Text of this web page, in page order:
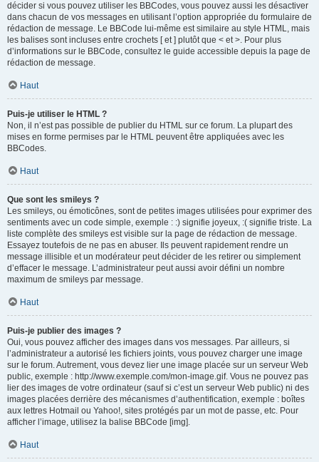
décider si vous pouvez utiliser les BBCodes, vous pouvez aussi les désactiver
dans chacun de vos messages en utilisant l’option appropriée du formulaire de
rédaction de message. Le BBCode lui-même est similaire au style HTML, mais
les balises sont incluses entre crochets [ et ] plutôt que < et >. Pour plus
d’informations sur le BBCode, consultez le guide accessible depuis la page de
rédaction de message.
Haut
Puis-je utiliser le HTML ?
Non, il n’est pas possible de publier du HTML sur ce forum. La plupart des
mises en forme permises par le HTML peuvent être appliquées avec les
BBCodes.
Haut
Que sont les smileys ?
Les smileys, ou émoticônes, sont de petites images utilisées pour exprimer des
sentiments avec un code simple, exemple : :) signifie joyeux, :( signifie triste. La
liste complète des smileys est visible sur la page de rédaction de message.
Essayez toutefois de ne pas en abuser. Ils peuvent rapidement rendre un
message illisible et un modérateur peut décider de les retirer ou simplement
d’effacer le message. L’administrateur peut aussi avoir défini un nombre
maximum de smileys par message.
Haut
Puis-je publier des images ?
Oui, vous pouvez afficher des images dans vos messages. Par ailleurs, si
l’administrateur a autorisé les fichiers joints, vous pouvez charger une image
sur le forum. Autrement, vous devez lier une image placée sur un serveur Web
public, exemple : http://www.exemple.com/mon-image.gif. Vous ne pouvez pas
lier des images de votre ordinateur (sauf si c’est un serveur Web public) ni des
images placées derrière des mécanismes d’authentification, exemple : boîtes
aux lettres Hotmail ou Yahoo!, sites protégés par un mot de passe, etc. Pour
afficher l’image, utilisez la balise BBCode [img].
Haut